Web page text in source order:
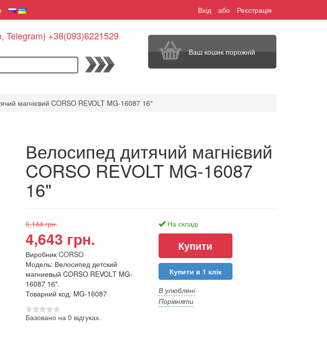
Вхід або Реєстрація
Telegram) +38(093)6221529
Пошук
Ваш кошик порожній
магнієвий CORSO REVOLT MG-16087 16"
Велосипед дитячий магнієвий
CORSO REVOLT MG-16087
16"
6,144 грн.
4,643 грн.
Виробник CORSO
Модель: Велосипед детский
магниевый CORSO REVOLT MG-
16087 16".
Товарний код: MG-16087
Базовано на 0 відгуках.
На складі
Купити в 1 клік
В улюблені
Порівняти